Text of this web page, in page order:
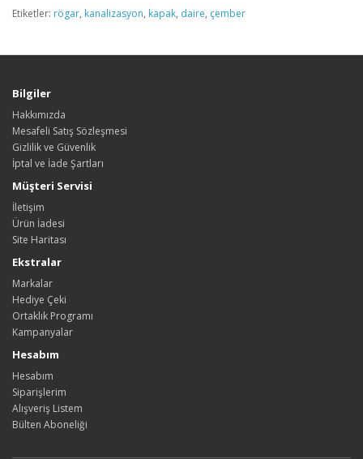
Etiketler: rögar, kanalizasyon, kapak, daire, çember
Bilgiler
Hakkımızda
Mesafeli Satış Sözleşmesi
Gizlilik ve Güvenlik
İptal ve İade Şartları
Müşteri Servisi
İletişim
Ürün İadesi
Site Haritası
Ekstralar
Markalar
Hediye Çeki
Ortaklık Programı
Kampanyalar
Hesabım
Hesabım
Siparişlerim
Alışveriş Listem
Bülten Aboneliği